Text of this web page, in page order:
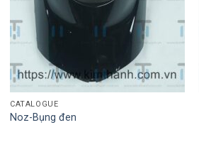
CATALOGUE
Noz-Bụng đen